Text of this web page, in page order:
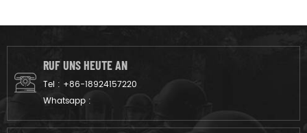
RUF UNS HEUTE AN
Tel : +86-18924157220
Whatsapp :